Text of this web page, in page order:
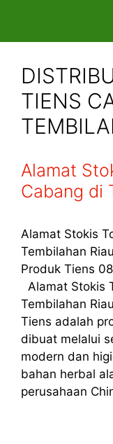
content
TIENS
Alamat
Cabang di
Alamat Stokis
Tembilahan
Produk Tiens
Alamat Stokis
Tembilahan
Tiens adalah
dibuat melalui
modern dan
bahan herbal
perusahaan